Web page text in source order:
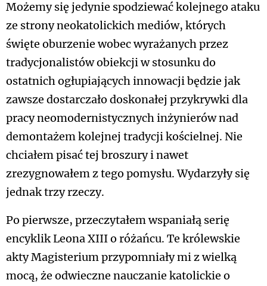
Możemy się jedynie spodziewać kolejnego ataku
ze strony neokatolickich mediów, których
święte oburzenie wobec wyrażanych przez
tradycjonalistów obiekcji w stosunku do
ostatnich ogłupiających innowacji będzie jak
zawsze dostarczało doskonałej przykrywki dla
pracy neomodernistycznych inżynierów nad
demontażem kolejnej tradycji kościelnej. Nie
chciałem pisać tej broszury i nawet
zrezygnowałem z tego pomysłu. Wydarzyły się
jednak trzy rzeczy.
Po pierwsze, przeczytałem wspaniałą serię
encyklik Leona XIII o różańcu. Te królewskie
akty Magisterium przypomniały mi z wielką
mocą, że odwieczne nauczanie katolickie o